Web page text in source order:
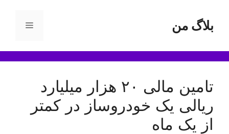
محتوابلاگ من فهرست
تامین مالی ۲۰ هزار میلیارد
ریالی یک خودروساز در کمتر
از یک ماه